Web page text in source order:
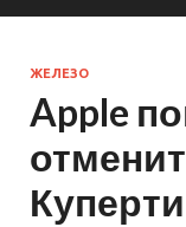
ЖЕЛЕЗО
Apple